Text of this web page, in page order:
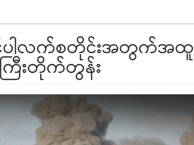
င့်ပါလက်စတိုင်းအတွက်အထူ
ြီးတိုက်တွန်း